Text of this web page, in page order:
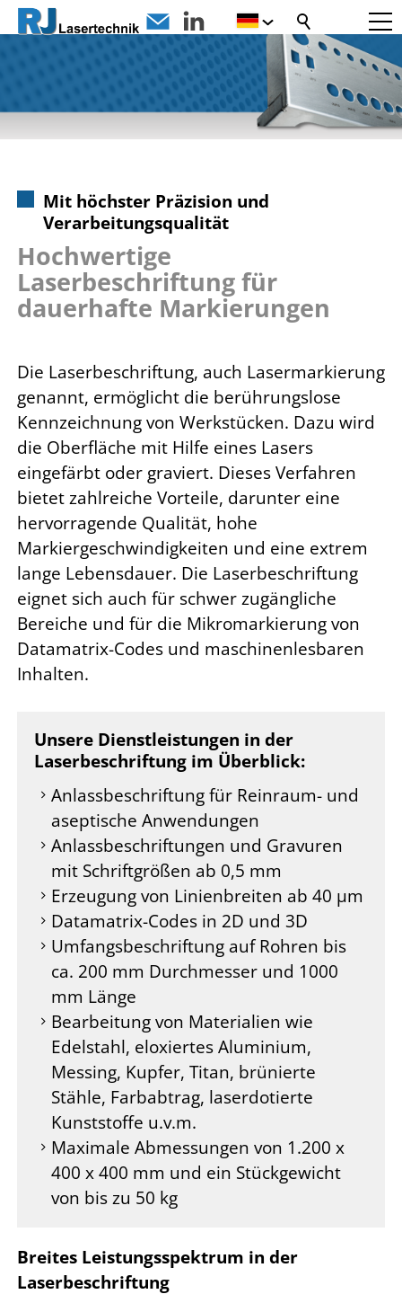
Mit höchster Präzision und
Verarbeitungsqualität
Hochwertige
Laserbeschriftung für
dauerhafte Markierungen
Die Laserbeschriftung, auch Lasermarkierung
genannt, ermöglicht die berührungslose
Kennzeichnung von Werkstücken. Dazu wird
die Oberfläche mit Hilfe eines Lasers
eingefärbt oder graviert. Dieses Verfahren
bietet zahlreiche Vorteile, darunter eine
hervorragende Qualität, hohe
Markiergeschwindigkeiten und eine extrem
lange Lebensdauer. Die Laserbeschriftung
eignet sich auch für schwer zugängliche
Bereiche und für die Mikromarkierung von
Datamatrix-Codes und maschinenlesbaren
Inhalten.
Unsere Dienstleistungen in der
Laserbeschriftung im Überblick:
Anlassbeschriftung für Reinraum- und
aseptische Anwendungen
Anlassbeschriftungen und Gravuren
mit Schriftgrößen ab 0,5 mm
Erzeugung von Linienbreiten ab 40 µm
Datamatrix-Codes in 2D und 3D
Umfangsbeschriftung auf Rohren bis
ca. 200 mm Durchmesser und 1000
mm Länge
Bearbeitung von Materialien wie
Edelstahl, eloxiertes Aluminium,
Messing, Kupfer, Titan, brünierte
Stähle, Farbabtrag, laserdotierte
Kunststoffe u.v.m.
Maximale Abmessungen von 1.200 x
400 x 400 mm und ein Stückgewicht
von bis zu 50 kg
Breites Leistungsspektrum in der
Laserbeschriftung